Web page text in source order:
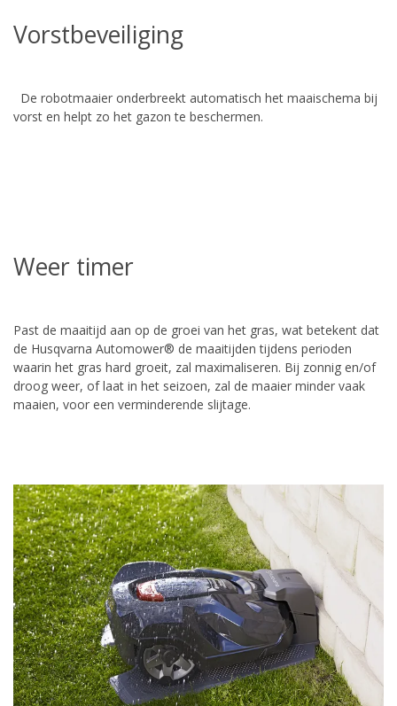
Vorstbeveiliging
De robotmaaier onderbreekt automatisch het maaischema bij
vorst en helpt zo het gazon te beschermen.
Weer timer
Past de maaitijd aan op de groei van het gras, wat betekent dat
de Husqvarna Automower® de maaitijden tijdens perioden
waarin het gras hard groeit, zal maximaliseren. Bij zonnig en/of
droog weer, of laat in het seizoen, zal de maaier minder vaak
maaien, voor een verminderende slijtage.